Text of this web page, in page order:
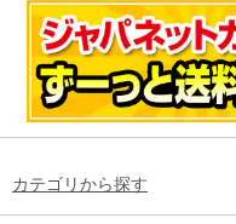
カテゴリから探す